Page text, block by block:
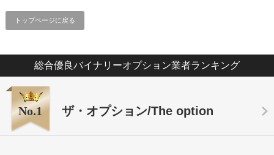
トップページに戻る
総合優良バイナリーオプション業者ランキング
No.1 ザ・オプション/The option